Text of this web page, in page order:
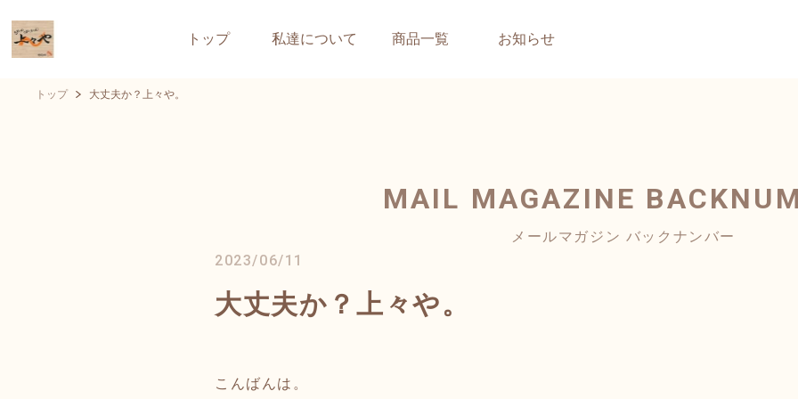
トップ 私達について 商品一覧 お知らせ
トップ 大丈夫か？上々や。
MAIL MAGAZINE
メールマガジン バックナンバー
2023/06/11
大丈夫か？上々や。
こんばんは。